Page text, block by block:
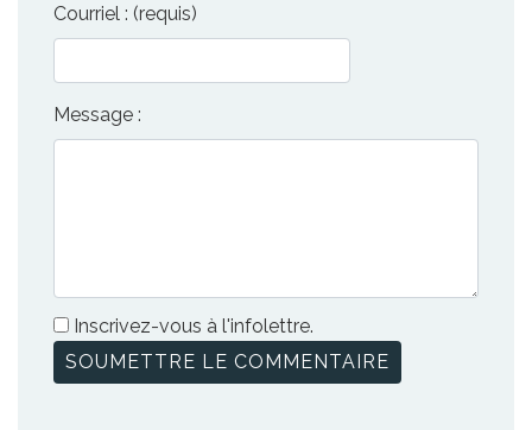
Courriel : (requis)
Message :
Inscrivez-vous à l'infolettre.